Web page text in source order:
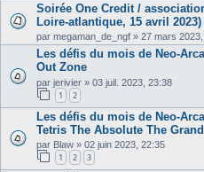
Soirée One Credit /
Loire-atlantique, 15 avril 2023)
par megaman_de_ngf » 27 mars
Les défis du mois de Neo-
Out Zone
par jerivier » 03 juil. 2023, 23:38
1 2
Les défis du mois de Neo-
Tetris The Absolute The
par Blaw » 02 juin 2023, 22:35
1 2 3